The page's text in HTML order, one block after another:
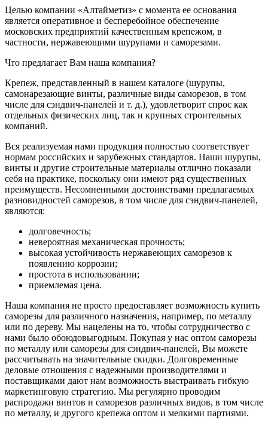
Целью компании «Алтайметиз» с момента ее основания
является оперативное и бесперебойное обеспечение
московских предприятий качественным крепежом, в
частности, нержавеющими шурупами и саморезами.
Что предлагает Вам наша компания?
Крепеж, представленный в нашем каталоге (шурупы,
самонарезающие винты, различные виды саморезов, в том
числе для сэндвич-панелей и т. д.), удовлетворит спрос как
отдельных физических лиц, так и крупных строительных
компаний.
Вся реализуемая нами продукция полностью соответствует
нормам российских и зарубежных стандартов. Наши шурупы,
винты и другие строительные материалы отлично показали
себя на практике, поскольку они имеют ряд существенных
преимуществ. Несомненными достоинствами предлагаемых
разновидностей саморезов, в том числе для сэндвич-панелей,
являются:
долговечность;
невероятная механическая прочность;
высокая устойчивость нержавеющих саморезов к
появлению коррозии;
простота в использовании;
приемлемая цена.
Наша компания не просто предоставляет возможность купить
саморезы для различного назначения, например, по металлу
или по дереву. Мы нацелены на то, чтобы сотрудничество с
нами было обоюдовыгодным. Покупая у нас оптом саморезы
по металлу или саморезы для сэндвич-панелей, Вы можете
рассчитывать на значительные скидки. Долговременные
деловые отношения с надежными производителями и
поставщиками дают нам возможность выстраивать гибкую
маркетинговую стратегию. Мы регулярно проводим
распродажи винтов и саморезов различных видов, в том числе
по металлу, и другого крепежа оптом и мелкими партиями.